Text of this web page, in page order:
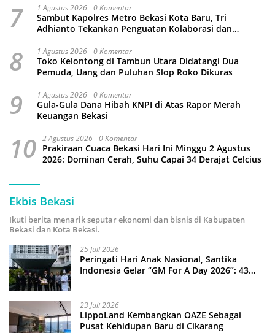
7 1 Agustus 2026 0 Komentar
Sambut Kapolres Metro Bekasi Kota Baru, Tri
Adhianto Tekankan Penguatan Kolaborasi dan
8 1 Agustus 2026 0 Komentar
Toko Kelontong di Tambun Utara Didatangi Dua
Pemuda, Uang dan Puluhan Slop Roko Dikuras
9 1 Agustus 2026 0 Komentar
Gula-Gula Dana Hibah KNPI di Atas Rapor Merah
Keuangan Bekasi
10 2 Agustus 2026 0 Komentar
Prakiraan Cuaca Bekasi Hari Ini Minggu 2 Agustus
2026: Dominan Cerah, Suhu Capai 34 Derajat Celcius
Ekbis Bekasi
Ikuti berita menarik seputar ekonomi dan bisnis di Kabupaten
Bekasi dan Kota Bekasi.
25 Juli 2026
Peringati Hari Anak Nasional, Santika
Indonesia Gelar “GM For A Day 2026”: 43
23 Juli 2026
LippoLand Kembangkan OAZE Sebagai
Pusat Kehidupan Baru di Cikarang